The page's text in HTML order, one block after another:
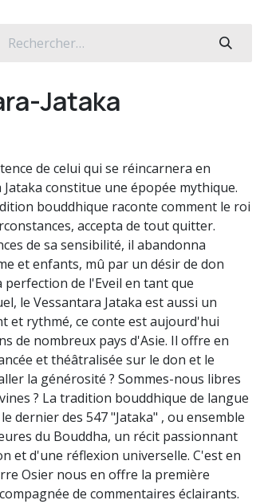
Jataka
de celui qui se réincarnera en
constitue une épopée mythique.
bouddhique raconte comment le roi
accepta de tout quitter.
de sa sensibilité, il abandonna
et enfants, mû par un désir de don
perfection de l'Eveil en tant que
le Vessantara Jataka est aussi un
et rythmé, ce conte est aujourd'hui
de nombreux pays d'Asie. Il offre en
et théâtralisée sur le don et le
la générosité ? Sommes-nous libres
? La tradition bouddhique de langue
dernier des 547 "Jataka" , ou ensemble
du Bouddha, un récit passionnant
et d'une réflexion universelle. C'est en
Osier nous en offre la première
de commentaires éclairants.